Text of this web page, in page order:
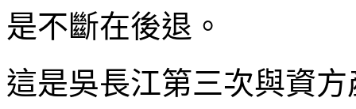
是不斷在後退。
這是吳長江第三次與資